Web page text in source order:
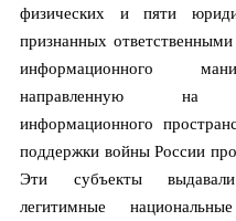
физических и пяти
признанных
информационного
направленную на
информационного
поддержки войны России
Эти субъекты
легитимные